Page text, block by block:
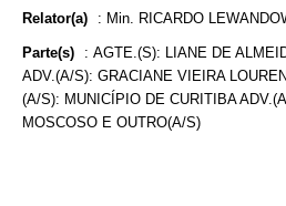
Relator(a) : Min. RICARDO
Parte(s) : AGTE.(S): LIANE DE
ADV.(A/S): GRACIANE VIEIRA
(A/S): MUNICÍPIO DE CURITIBA
MOSCOSO E OUTRO(A/S)